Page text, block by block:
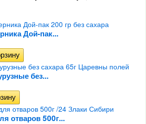
Дой-пак...
без...
отваров 500г...